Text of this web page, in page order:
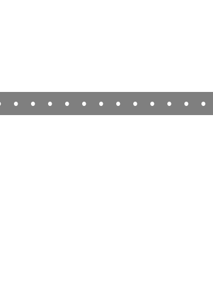
• • • • • • • • • • • •